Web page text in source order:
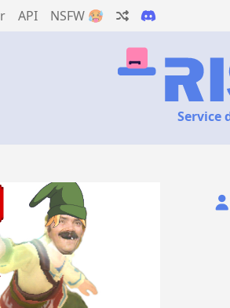
API NSFW 🥵
Service